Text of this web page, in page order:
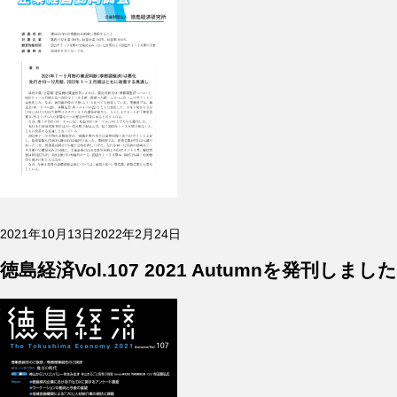
投
日:
2021年10月13日2022年2月24日
徳島経済Vol.107 2021 Autumnを発刊しまし